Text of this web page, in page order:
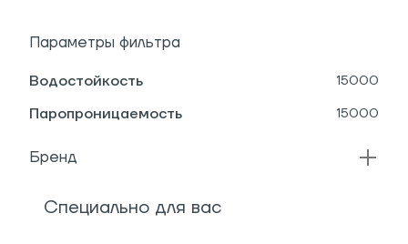
Параметры фильтра
Водостойкость 15000
Паропроницаемость 15000
Бренд
Специально для вас